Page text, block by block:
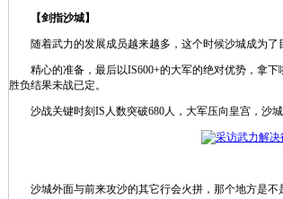
【剑指沙城】
随着武力的发展成员越来越多，这个时候沙城成为了
精心的准备，最后以IS600+的大军的绝对优势，拿下
胜负结果未战已定。
沙战关键时刻IS人数突破680人，大军压向皇宫，沙城
沙城外面与前来攻沙的其它行会火拼，那个地方是不